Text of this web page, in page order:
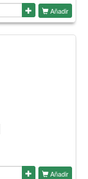
Añadir
Añadir